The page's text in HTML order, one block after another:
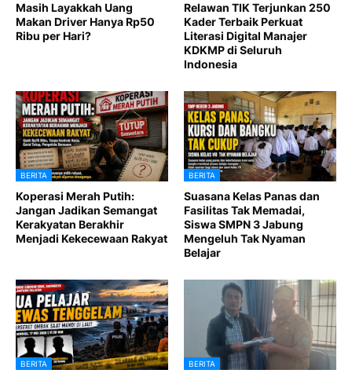
Masih Layakkah Uang
Makan Driver Hanya Rp50
Ribu per Hari?
Relawan TIK Terjunkan 250
Kader Terbaik Perkuat
Literasi Digital Manajer
KDKMP di Seluruh
Indonesia
BERITA
Koperasi Merah Putih:
Jangan Jadikan Semangat
Kerakyatan Berakhir
Menjadi Kekecewaan Rakyat
BERITA
Suasana Kelas Panas dan
Fasilitas Tak Memadai,
Siswa SMPN 3 Jabung
Mengeluh Tak Nyaman
Belajar
BERITA BERITA